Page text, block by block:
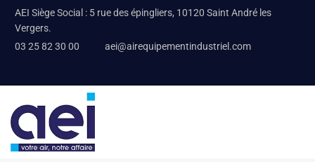
AEI Siège Social : 5 rue des épingliers, 10120 Saint André les
Vergers.
03 25 82 30 00
aei@airequipementindustriel.com